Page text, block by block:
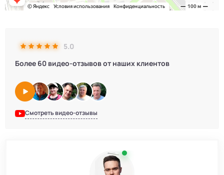
5.0
Более 60 видео-отзывов от наших клиентов
Смотреть видео-отзывы